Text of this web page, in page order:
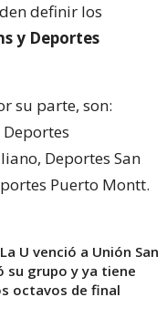
definir los
y Deportes
su parte, son:
Deportes San
Puerto Montt.
U venció a Unión San
su grupo y ya tiene
octavos de final